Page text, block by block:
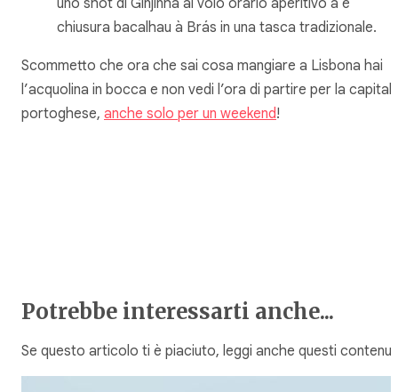
chiusura bacalhau à Brás in una tasca tradizionale.
Scommetto che ora che sai cosa mangiare a Lisbona hai
l’acquolina in bocca e non vedi l’ora di partire per la
portoghese, anche solo per un weekend!
Potrebbe interessarti anche...
Se questo articolo ti è piaciuto, leggi anche questi